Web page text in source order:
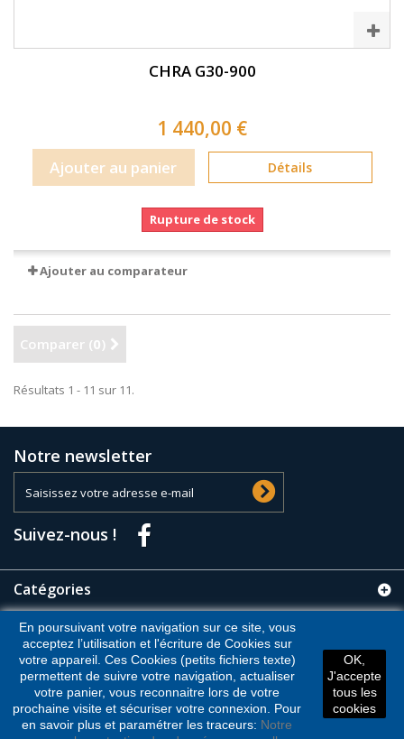
CHRA G30-900
1 440,00 €
Ajouter au panier Détails
Rupture de stock
Ajouter au comparateur
Comparer (0)
Résultats 1 - 11 sur 11.
Notre newsletter
Suivez-nous !
Catégories
Informations
©2026 - Logiciel e-commerce par PrestaShop™
Informations sur votre boutique
En poursuivant votre navigation sur ce site, vous
acceptez l’utilisation et l'écriture de Cookies sur
votre appareil. Ces Cookies (petits fichiers texte)
permettent de suivre votre navigation, actualiser
votre panier, vous reconnaitre lors de votre
prochaine visite et sécuriser votre connexion. Pour
en savoir plus et paramétrer les traceurs: Notre
OK,
J'accepte
tous les
cookies